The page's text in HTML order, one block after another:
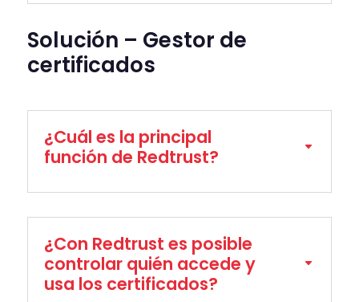
Solución – Gestor de
certificados
¿Cuál es la principal
función de Redtrust?
¿Con Redtrust es posible
controlar quién accede y
usa los certificados?